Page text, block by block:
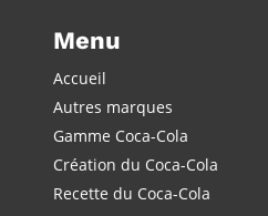
Menu
Accueil
Autres marques
Gamme Coca-Cola
Création du Coca-Cola
Recette du Coca-Cola